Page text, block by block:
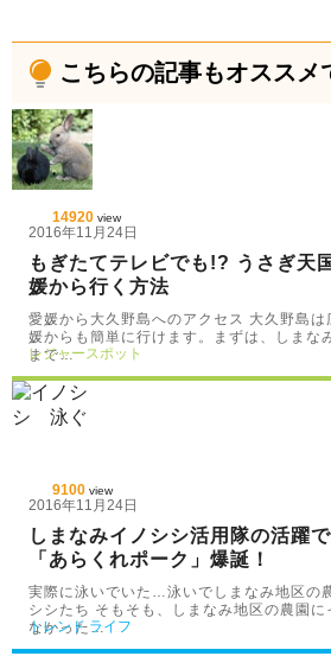
こちらの記事もオススメ
14920 view
2016年11月24日
もぎたてテレビでも!? うさぎ天
媛から行く方法
愛媛から大久野島へのアクセス 大久野島
媛からも簡単に行けます。まずは、しまな
まで…
レジャースポット
9100 view
2016年11月24日
しまなみイノシシ活用隊の活躍
「あらくれポーク」爆誕！
実際に泳いでいた…泳いでしまなみ地区の
シシたち そもそも、しまなみ地区の農園
なかった…
トレンド ライフ